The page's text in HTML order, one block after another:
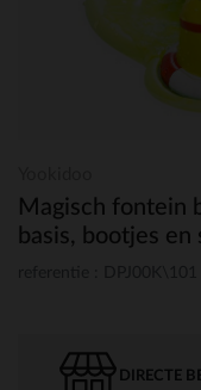
Magisch fontein
basis, bootjes
DIRECTE